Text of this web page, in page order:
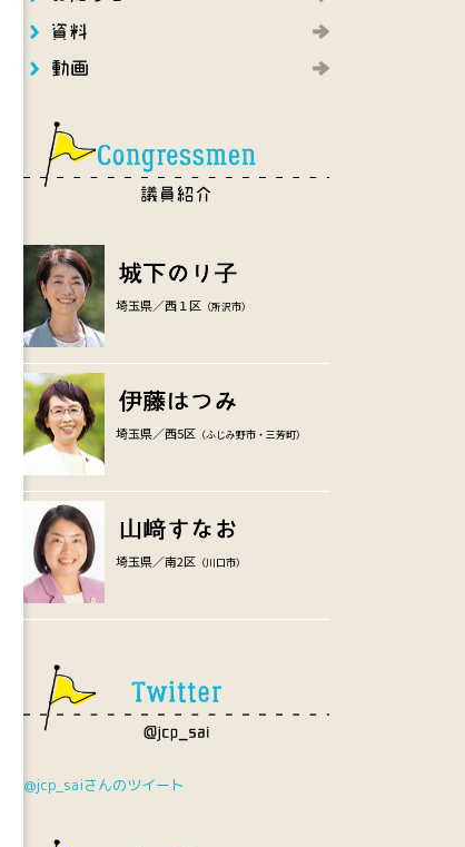
埼玉県／西１区 （所沢市）
埼玉県／西5区 （ふじみ野市・三芳町）
埼玉県／南2区 （川口市）
@jcp_saiさんのツイート